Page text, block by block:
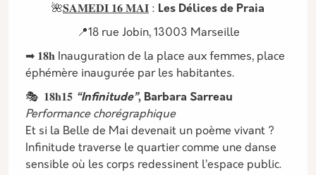
🌺𝐒𝐀𝐌𝐄𝐃𝐈 𝟏𝟔 𝐌𝐀𝐈 : Les Délices de Praia
📍18 rue Jobin, 13003 Marseille
➡ 𝟏𝟖𝐡 Inauguration de la place aux femmes, place
éphémère inaugurée par les habitantes.
🎭 𝟏𝟖𝐡𝟏𝟓 “Infinitude”, Barbara Sarreau
Performance chorégraphique
Et si la Belle de Mai devenait un poème vivant ?
Infinitude traverse le quartier comme une danse
sensible où les corps redessinent l’espace public.